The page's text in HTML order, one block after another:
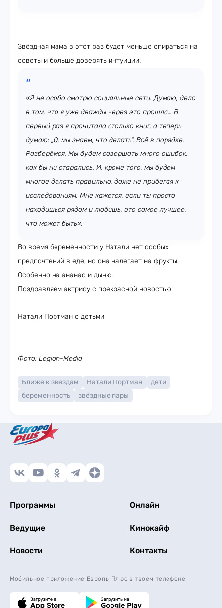
Звёздная мама в этот раз будет меньше опираться на
советы и больше доверять интуиции:
«Я не особо смотрю социальные сети. Думаю, дело
в том, что я уже дважды через это прошла… В
первый раз я прочитала столько книг, а теперь
думаю: „О, мы знаем, что делать“. Всё в порядке.
Разберёмся. Мы будем совершать много ошибок,
как бы ни старались. И, кроме того, мы будем
многое делать правильно, даже не прибегая к
исследованиям. Мне кажется, если ты просто
находишься рядом и любишь, это самое лучшее,
что может быть».
Во время беременности у Натали нет особых
предпочтений в еде, но она налегает на фрукты.
Особенно на ананас и дыню.
Поздравляем актрису с прекрасной новостью!
Натали Портман с детьми
Фото: Legion-Media
Ближе к звездам Натали Портман
дети
беременность
звёздные пары
Программы Онлайн
Ведущие Кинокайф
Новости Контакты
Мобильное приложение Европы Плюс в твоем телефоне.